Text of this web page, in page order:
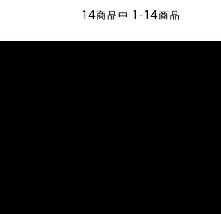
14商品中 1-14商品